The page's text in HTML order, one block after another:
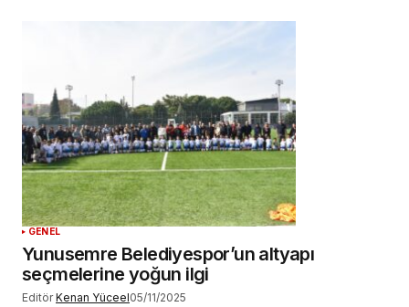
GENEL
Yunusemre Belediyespor’un altyapı
seçmelerine yoğun ilgi
Editör Kenan Yüceel05/11/2025